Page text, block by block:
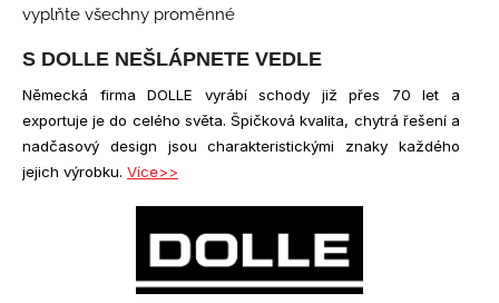
vyplňte všechny proměnné
S DOLLE NEŠLÁPNETE VEDLE
Německá firma DOLLE vyrábí schody již přes 70 let a
exportuje je do celého světa. Špičková kvalita, chytrá řešení a
nadčasový design jsou charakteristickými znaky každého
jejich výrobku. Více>>
STĚNY
1
786
Kč